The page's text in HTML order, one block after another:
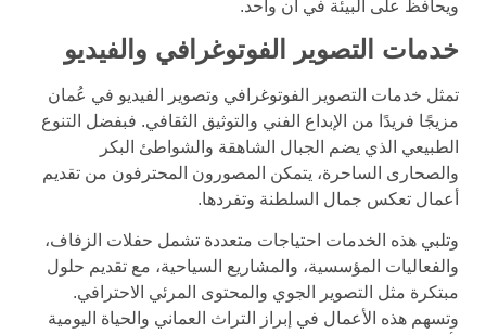
ويحافظ على البيئة في آن واحد.
خدمات التصوير الفوتوغرافي والفيديو
تمثل خدمات التصوير الفوتوغرافي وتصوير الفيديو في عُمان
مزيجًا فريدًا من الإبداع الفني والتوثيق الثقافي. فبفضل التنوع
الطبيعي الذي يضم الجبال الشاهقة والشواطئ البكر
والصحارى الساحرة، يتمكن المصورون المحترفون من تقديم
أعمال تعكس جمال السلطنة وتفردها.
وتلبي هذه الخدمات احتياجات متعددة تشمل حفلات الزفاف،
والفعاليات المؤسسية، والمشاريع السياحية، مع تقديم حلول
مبتكرة مثل التصوير الجوي والمحتوى المرئي الاحترافي.
وتسهم هذه الأعمال في إبراز التراث العماني والحياة اليومية